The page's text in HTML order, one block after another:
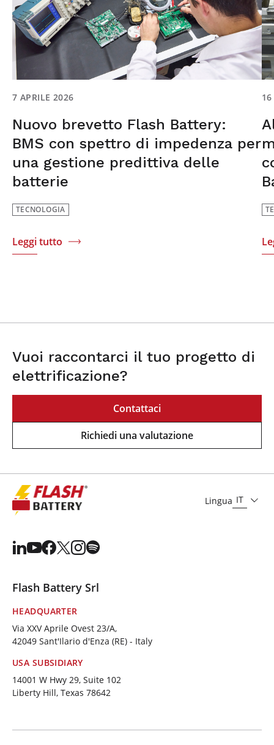
7 APRILE 2026
Nuovo brevetto Flash Battery:
BMS con spettro di impedenza per
una gestione predittiva delle
batterie
TECNOLOGIA
Leggi tutto
Vuoi raccontarci il tuo progetto di
elettrificazione?
Contattaci
Richiedi una valutazione
Lingua IT
Flash Battery Srl
HEADQUARTER
Via XXV Aprile Ovest 23/A,
42049 Sant'Ilario d'Enza (RE) - Italy
USA SUBSIDIARY
14001 W Hwy 29, Suite 102
Liberty Hill, Texas 78642